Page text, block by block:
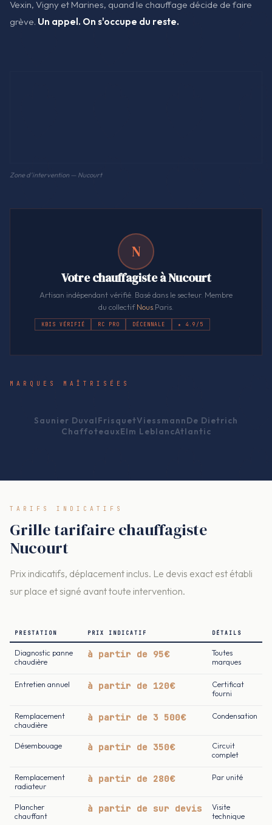
Vexin, Vigny et Marines, quand le chauffage décide de faire
grève. Un appel. On s'occupe du reste.
Zone d'intervention — Nucourt
N
Votre chauffagiste à Nucourt
Artisan indépendant vérifié. Basé dans le secteur. Membre
du collectifNous .Paris.
KBIS VÉRIFIÉ RC PRO DÉCENNALE ★ 4.9/5
MARQUES MAÎTRISÉES
Saunier DuvalFrisquetViessmannDe Dietrich
ChaffoteauxElm LeblancAtlantic
TARIFS INDICATIFS
Grille tarifaire chauffagiste
Nucourt
Prix indicatifs, déplacement inclus. Le devis exact est établi
sur place et signé avant toute intervention.
PRESTATION PRIX INDICATIF DÉTAILS
Diagnostic panne
chaudière
à partir de 95€
Toutes
marques
Entretien annuel à partir de 120€
Certificat
fourni
Remplacement
chaudière
à partir de 3 500€ Condensation
Désembouage à partir de 350€
Circuit
complet
Remplacement
radiateur
à partir de 280€ Par unité
Plancher
chauffant
à partir de sur devis
Visite
technique